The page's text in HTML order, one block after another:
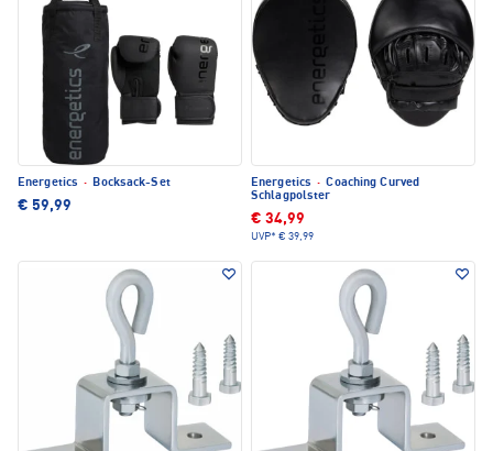
Energetics · Bocksack-Set
€ 59,99
Energetics · Coaching Curved
Schlagpolster
€ 34,99
UVP* € 39,99